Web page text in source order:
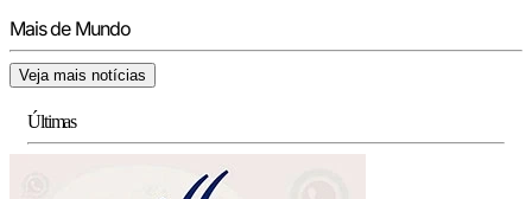
Mais de Mundo
Veja mais notícias
Últimas